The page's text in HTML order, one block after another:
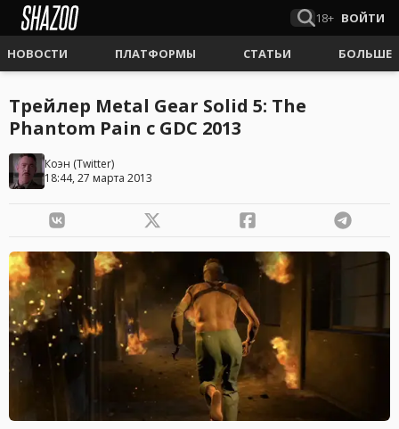
18+ ВОЙТИ
НОВОСТИ ПЛАТФОРМЫ СТАТЬИ БОЛЬШЕ
Трейлер Metal Gear Solid 5: The
Phantom Pain с GDC 2013
Коэн (Twitter)
18:44, 27 марта 2013